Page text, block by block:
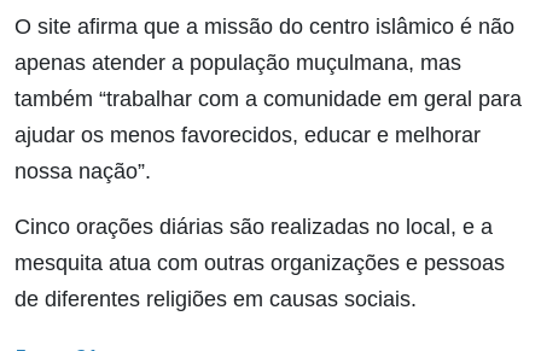
O site afirma que a missão do centro islâmico é não
apenas atender a população muçulmana, mas
também “trabalhar com a comunidade em geral para
ajudar os menos favorecidos, educar e melhorar
nossa nação”.
Cinco orações diárias são realizadas no local, e a
mesquita atua com outras organizações e pessoas
de diferentes religiões em causas sociais.